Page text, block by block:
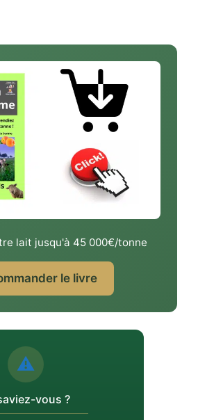
lait jusqu'à 45 000€/tonne
le livre
⚠️
vous ?